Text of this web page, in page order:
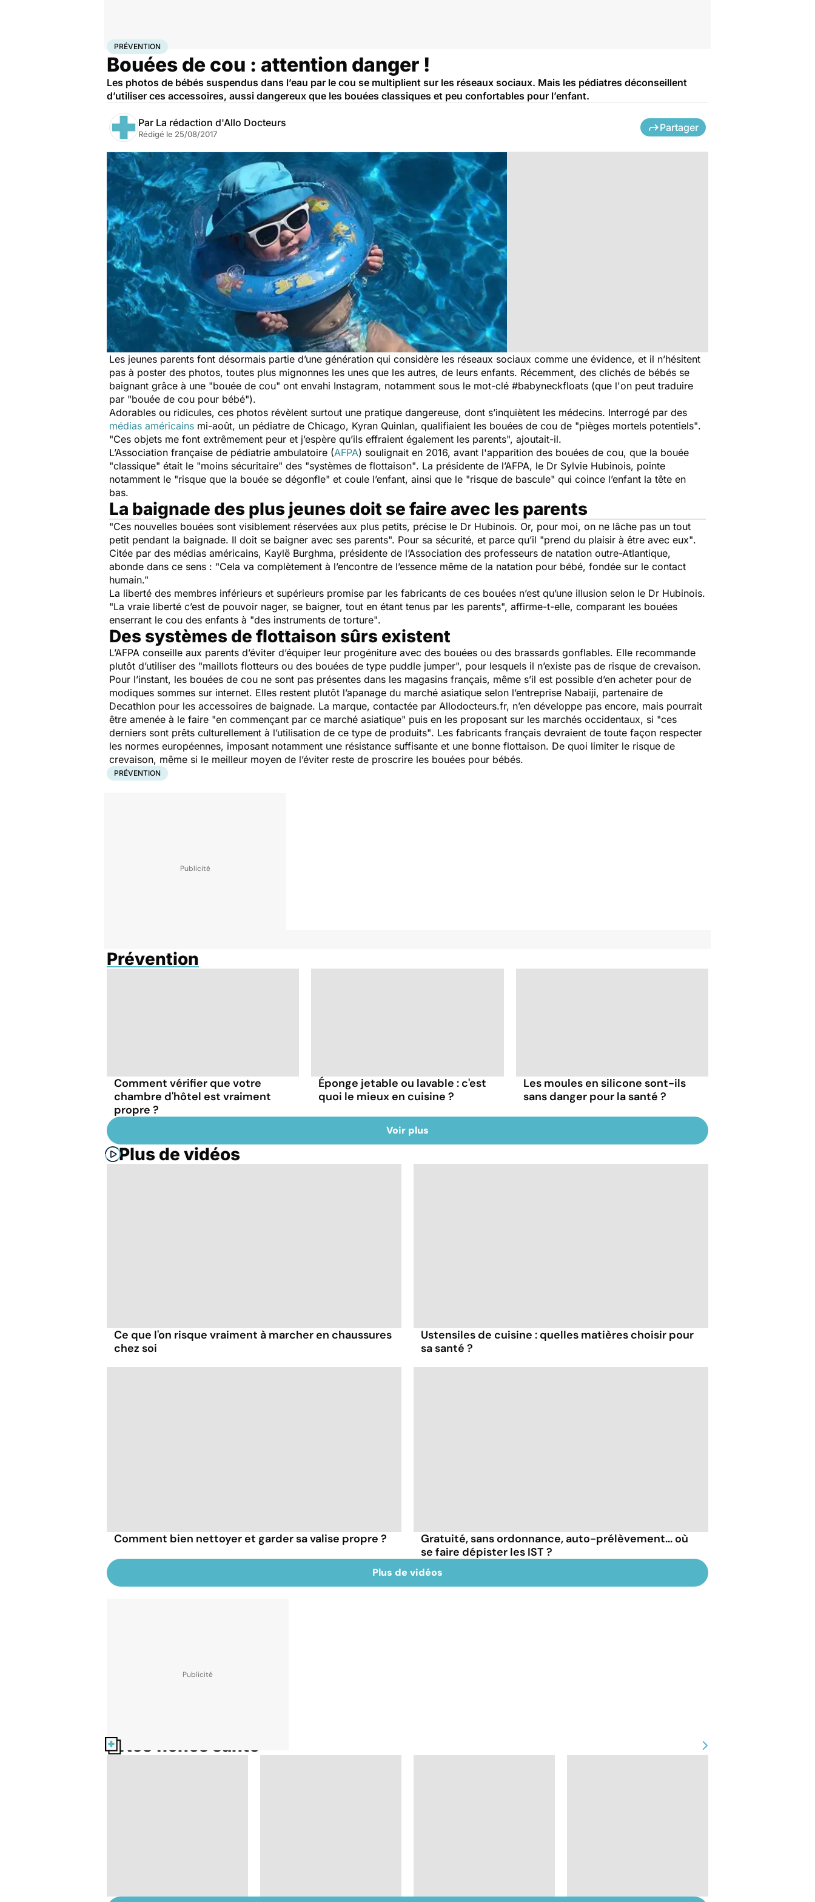
AccueilSantéMaladies
PRÉVENTION
Bouées de cou : attention danger !
Les photos de bébés suspendus dans l’eau par le cou se multiplient sur les réseaux sociaux. Mais les pédiatres déconseillent
d’utiliser ces accessoires, aussi dangereux que les bouées classiques et peu confortables pour l’enfant.
Par La rédaction d'Allo Docteurs
Rédigé le 25/08/2017
Partager
Les jeunes parents font désormais partie d’une génération qui considère les réseaux sociaux comme une évidence, et il n’hésitent
pas à poster des photos, toutes plus mignonnes les unes que les autres, de leurs enfants. Récemment, des clichés de bébés se
baignant grâce à une "bouée de cou" ont envahi Instagram, notamment sous le mot-clé #babyneckfloats (que l'on peut traduire
par "bouée de cou pour bébé").
Adorables ou ridicules, ces photos révèlent surtout une pratique dangereuse, dont s’inquiètent les médecins. Interrogé par des
médias américains mi-août, un pédiatre de Chicago, Kyran Quinlan, qualifiaient les bouées de cou de "pièges mortels potentiels".
"Ces objets me font extrêmement peur et j’espère qu’ils effraient également les parents", ajoutait-il.
L’Association française de pédiatrie ambulatoire (AFPA) soulignait en 2016, avant l'apparition des bouées de cou, que la bouée
"classique" était le "moins sécuritaire" des "systèmes de flottaison". La présidente de l’AFPA, le Dr Sylvie Hubinois, pointe
notamment le "risque que la bouée se dégonfle" et coule l’enfant, ainsi que le "risque de bascule" qui coince l’enfant la tête en
bas.
La baignade des plus jeunes doit se faire avec les parents
"Ces nouvelles bouées sont visiblement réservées aux plus petits, précise le Dr Hubinois. Or, pour moi, on ne lâche pas un tout
petit pendant la baignade. Il doit se baigner avec ses parents". Pour sa sécurité, et parce qu’il "prend du plaisir à être avec eux".
Citée par des médias américains, Kaylë Burghma, présidente de l’Association des professeurs de natation outre-Atlantique,
abonde dans ce sens : "Cela va complètement à l’encontre de l’essence même de la natation pour bébé, fondée sur le contact
humain."
La liberté des membres inférieurs et supérieurs promise par les fabricants de ces bouées n’est qu’une illusion selon le Dr Hubinois.
"La vraie liberté c’est de pouvoir nager, se baigner, tout en étant tenus par les parents", affirme-t-elle, comparant les bouées
enserrant le cou des enfants à "des instruments de torture".
Des systèmes de flottaison sûrs existent
L’AFPA conseille aux parents d’éviter d’équiper leur progéniture avec des bouées ou des brassards gonflables. Elle recommande
plutôt d’utiliser des "maillots flotteurs ou des bouées de type puddle jumper", pour lesquels il n’existe pas de risque de crevaison.
Pour l’instant, les bouées de cou ne sont pas présentes dans les magasins français, même s’il est possible d’en acheter pour de
modiques sommes sur internet. Elles restent plutôt l’apanage du marché asiatique selon l’entreprise Nabaiji, partenaire de
Decathlon pour les accessoires de baignade. La marque, contactée par Allodocteurs.fr, n’en développe pas encore, mais pourrait
être amenée à le faire "en commençant par ce marché asiatique" puis en les proposant sur les marchés occidentaux, si "ces
derniers sont prêts culturellement à l’utilisation de ce type de produits". Les fabricants français devraient de toute façon respecter
les normes européennes, imposant notamment une résistance suffisante et une bonne flottaison. De quoi limiter le risque de
crevaison, même si le meilleur moyen de l’éviter reste de proscrire les bouées pour bébés.
PRÉVENTION
Prévention
Comment vérifier que votre
chambre d'hôtel est vraiment
propre ?
Éponge jetable ou lavable : c'est
quoi le mieux en cuisine ?
Les moules en silicone sont-ils
sans danger pour la santé ?
Voir plus
Plus de vidéos
Ce que l'on risque vraiment à marcher en chaussures
chez soi
Ustensiles de cuisine : quelles matières choisir pour
sa santé ?
Comment bien nettoyer et garder sa valise propre ?
Gratuité, sans ordonnance, auto-prélèvement... où
se faire dépister les IST ?
Plus de vidéos
Nos fiches santé